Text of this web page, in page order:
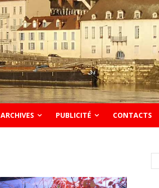
ARCHIVES PUBLICITÉ CONTACTS